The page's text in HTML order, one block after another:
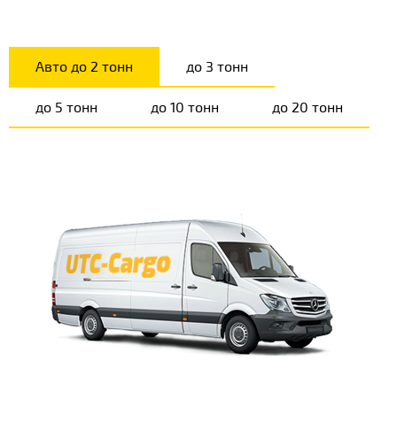
Авто до 2 тонн до 3 тонн
до 5 тонн до 10 тонн до 20 тонн